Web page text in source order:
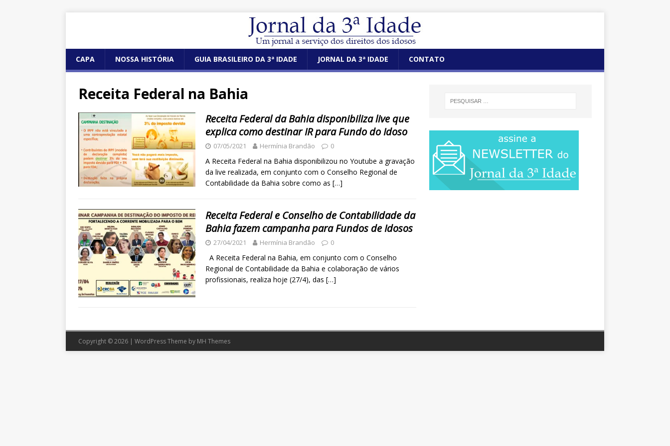
CAPA NOSSA HISTÓRIA GUIA BRASILEIRO DA 3ª IDADE JORNAL DA 3ª IDADE CONTATO
Receita Federal na Bahia
Receita Federal da Bahia disponibiliza live que
explica como destinar IR para Fundo do Idoso
07/05/2021 Hermínia Brandão 0
A Receita Federal na Bahia disponibilizou no Youtube a gravação
da live realizada, em conjunto com o Conselho Regional de
Contabilidade da Bahia sobre como as […]
Receita Federal e Conselho de Contabilidade da
Bahia fazem campanha para Fundos de Idosos
27/04/2021 Hermínia Brandão 0
A Receita Federal na Bahia, em conjunto com o Conselho
Regional de Contabilidade da Bahia e colaboração de vários
profissionais, realiza hoje (27/4), das […]
Copyright © 2026 | WordPress Theme by MH Themes